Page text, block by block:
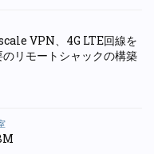
VPN、4G LTE回線を
リモートシャックの構築